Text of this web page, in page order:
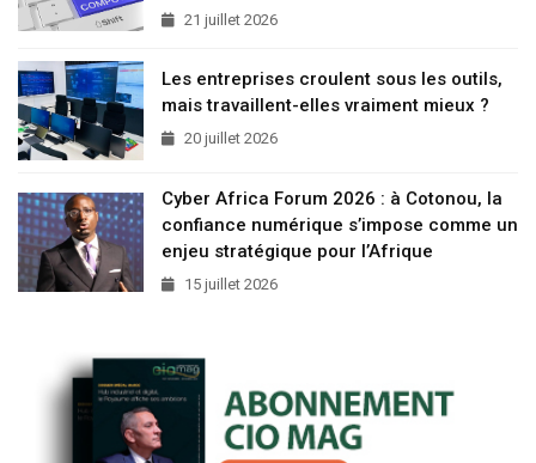
21 juillet 2026
Les entreprises croulent sous les outils,
mais travaillent-elles vraiment mieux ?
20 juillet 2026
Cyber Africa Forum 2026 : à Cotonou, la
confiance numérique s’impose comme un
enjeu stratégique pour l’Afrique
15 juillet 2026